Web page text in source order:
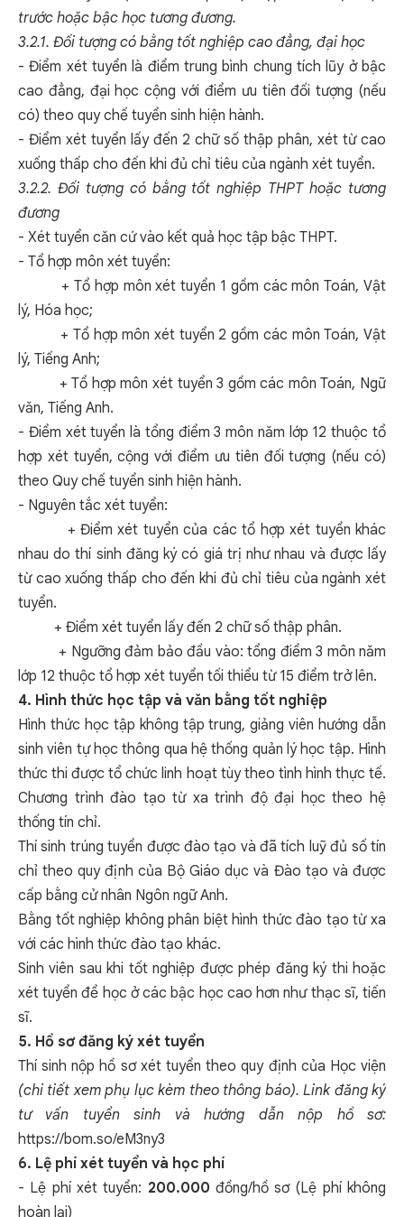
trước hoặc bậc học tương đương.
3.2.1. Đối tượng có bằng tốt nghiệp cao đẳng, đại học
- Điểm xét tuyển là điểm trung bình chung tích lũy ở bậc
cao đẳng, đại học cộng với điểm ưu tiên đối tượng (nếu
có) theo quy chế tuyển sinh hiện hành.
- Điểm xét tuyển lấy đến 2 chữ số thập phân, xét từ cao
xuống thấp cho đến khi đủ chỉ tiêu của ngành xét tuyển.
3.2.2. Đối tượng có bằng tốt nghiệp THPT hoặc tương
đương
- Xét tuyển căn cứ vào kết quả học tập bậc THPT.
- Tổ hợp môn xét tuyển:
+ Tổ hợp môn xét tuyển 1 gồm các môn Toán, Vật
lý, Hóa học;
+ Tổ hợp môn xét tuyển 2 gồm các môn Toán, Vật
lý, Tiếng Anh;
+ Tổ hợp môn xét tuyển 3 gồm các môn Toán, Ngữ
văn, Tiếng Anh.
- Điểm xét tuyển là tổng điểm 3 môn năm lớp 12 thuộc tổ
hợp xét tuyển, cộng với điểm ưu tiên đối tượng (nếu có)
theo Quy chế tuyển sinh hiện hành.
- Nguyên tắc xét tuyển:
+ Điểm xét tuyển của các tổ hợp xét tuyển khác
nhau do thí sinh đăng ký có giá trị như nhau và được lấy
từ cao xuống thấp cho đến khi đủ chỉ tiêu của ngành xét
tuyển.
+ Điểm xét tuyển lấy đến 2 chữ số thập phân.
+ Ngưỡng đảm bảo đầu vào: tổng điểm 3 môn năm
lớp 12 thuộc tổ hợp xét tuyển tối thiểu từ 15 điểm trở lên.
4. Hình thức học tập và văn bằng tốt nghiệp
Hình thức học tập không tập trung, giảng viên hướng dẫn
sinh viên tự học thông qua hệ thống quản lý học tập. Hình
thức thi được tổ chức linh hoạt tùy theo tình hình thực tế.
Chương trình đào tạo từ xa trình độ đại học theo hệ
thống tín chỉ.
Thí sinh trúng tuyển được đào tạo và đã tích luỹ đủ số tín
chỉ theo quy định của Bộ Giáo dục và Đào tạo và được
cấp bằng cử nhân Ngôn ngữ Anh.
Bằng tốt nghiệp không phân biệt hình thức đào tạo từ xa
với các hình thức đào tạo khác.
Sinh viên sau khi tốt nghiệp được phép đăng ký thi hoặc
xét tuyển để học ở các bậc học cao hơn như thạc sĩ, tiến
sĩ.
5. Hồ sơ đăng ký xét tuyển
Thí sinh nộp hồ sơ xét tuyển theo quy định của Học viện
(chi tiết xem phụ lục kèm theo thông báo). Link đăng ký
tư vấn tuyển sinh và hướng dẫn nộp hồ sơ:
https://bom.so/eM3ny3
6. Lệ phí xét tuyển và học phí
- Lệ phí xét tuyển: 200.000 đồng/hồ sơ (Lệ phí không
hoàn lại)